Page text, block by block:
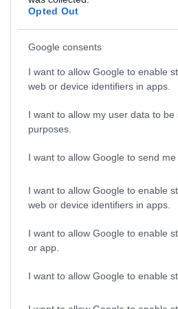
Opted Out
Google consents
I want to allow Google to enable
web or device identifiers in apps.
I want to allow my user data to
purposes.
I want to allow Google to send
I want to allow Google to enable
web or device identifiers in apps.
I want to allow Google to enable
or app.
I want to allow Google to enable
στο Covent Garden όπου